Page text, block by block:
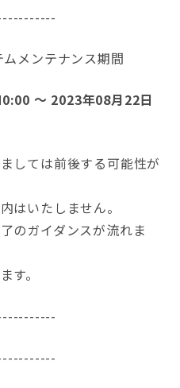
メンテナンス期間
～ 2023年08月22日
しては前後する可能性が
はいたしません。
のガイダンスが流れま
す。